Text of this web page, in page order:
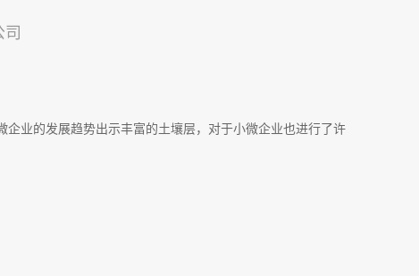
业的发展趋势出示丰富的土壤层，对于小微企业也进行了许